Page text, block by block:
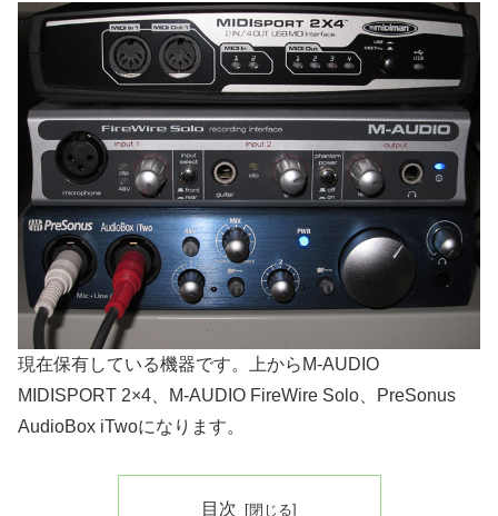
現在保有している機器です。上からM-AUDIO
MIDISPORT 2×4、M-AUDIO FireWire Solo、PreSonus
AudioBox iTwoになります。
目次